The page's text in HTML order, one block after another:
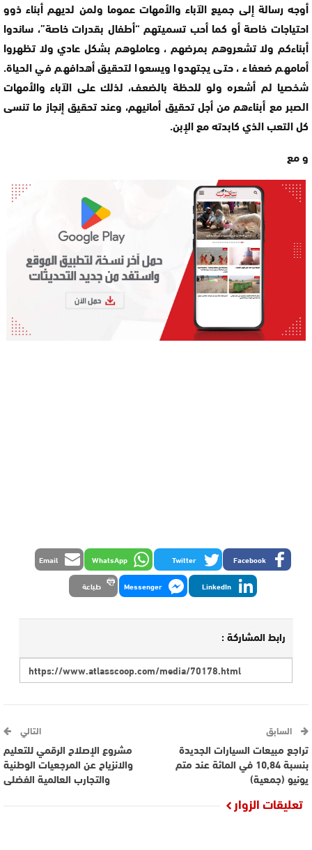
أوجه رسالة إلى جميع الآباء والأمهات عموما ولمن لديهم أبناء ذوو
احتياجات خاصة أو كما أحب تسميتهم “أطفال بقدرات خاصة”، ساندوا
أبناءكم ولا تشعروهم بمرضهم ، وعاملوهم بشكل عادي ولا تظهروا
أمامهم ضعفاء ، حتى يجتهدوا ويسعوا لتحقيق أهدافهم في الحياة.
شخصيا لم أشعره ولو للحظة بالضعف، لذلك على الآباء والأمهات
الصبر مع أبناءهم من أجل تحقيق أمانيهم، وعند تحقيق إنجاز ما تنسى
كل التعب الذي كابدته مع الإبن.
و مع
Facebook
Twitter
WhatsApp
Email
LinkedIn
Messenger طباعة
رابط المشاركة :
السابق
تراجع مبيعات السيارات الجديدة
بنسبة 10,84 في المائة عند متم
يونيو (جمعية)
التالي
مشروع الإصلاح الرقمي للتعليم
والانزياح عن المرجعيات الوطنية
والتجارب العالمية الفضلى
تعليقات الزوار